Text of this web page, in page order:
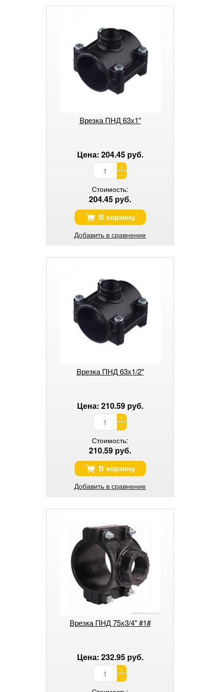
Врезка ПНД 63х1"
Цена: 204.45 руб.
+
-
Стоимость:
204.45 руб.
В корзину
Добавить в сравнение
Врезка ПНД 63х1/2"
Цена: 210.59 руб.
+
-
Стоимость:
210.59 руб.
В корзину
Добавить в сравнение
Врезка ПНД 75х3/4" #1#
Цена: 232.95 руб.
+
-